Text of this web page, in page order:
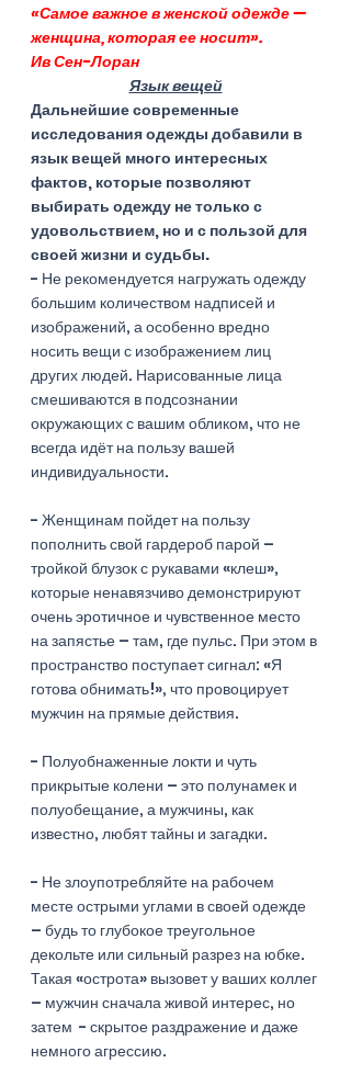
«Самое важное в женской одежде —
женщина, которая ее носит».
Ив Сен-Лоран
Язык вещей
Дальнейшие современные
исследования одежды добавили в
язык вещей много интересных
фактов, которые позволяют
выбирать одежду не только с
удовольствием, но и с пользой для
своей жизни и судьбы.
- Не рекомендуется нагружать одежду
большим количеством надписей и
изображений, а особенно вредно
носить вещи с изображением лиц
других людей. Нарисованные лица
смешиваются в подсознании
окружающих с вашим обликом, что не
всегда идёт на пользу вашей
индивидуальности.
- Женщинам пойдет на пользу
пополнить свой гардероб парой –
тройкой блузок с рукавами «клеш»,
которые ненавязчиво демонстрируют
очень эротичное и чувственное место
на запястье – там, где пульс. При этом в
пространство поступает сигнал: «Я
готова обнимать!», что провоцирует
мужчин на прямые действия.
- Полуобнаженные локти и чуть
прикрытые колени – это полунамек и
полуобещание, а мужчины, как
известно, любят тайны и загадки.
- Не злоупотребляйте на рабочем
месте острыми углами в своей одежде
– будь то глубокое треугольное
декольте или сильный разрез на юбке.
Такая «острота» вызовет у ваших коллег
– мужчин сначала живой интерес, но
затем  - скрытое раздражение и даже
немного агрессию.